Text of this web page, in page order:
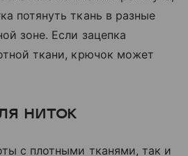
потянуть ткань в разные
зоне. Если зацепка
ткани, крючок может
ниток
с плотными тканями, так и